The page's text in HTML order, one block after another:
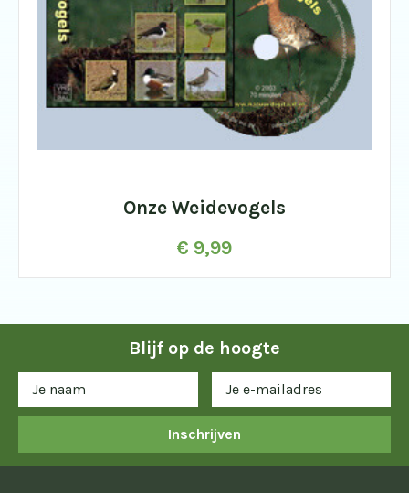
Onze Weidevogels
€ 9,99
Blijf op de hoogte
Inschrijven